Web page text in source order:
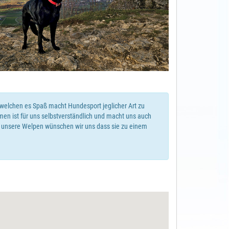
es Spaß macht Hundesport jeglicher Art zu
ist für uns selbstverständlich und macht uns auch
Welpen wünschen wir uns dass sie zu einem